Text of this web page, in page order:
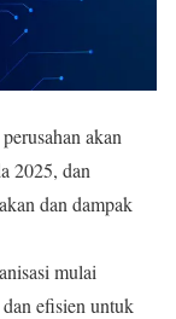
akan
2025, dan
dan dampak
mulai
efisien untuk